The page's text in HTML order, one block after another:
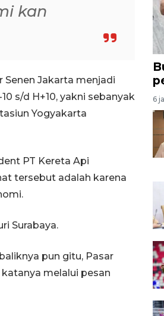
kan
Senen Jakarta menjadi
s/d H+10, yakni sebanyak
Yogyakarta
PT Kereta Api
tersebut adalah karena
Surabaya.
pun gitu, Pasar
melalui pesan
6